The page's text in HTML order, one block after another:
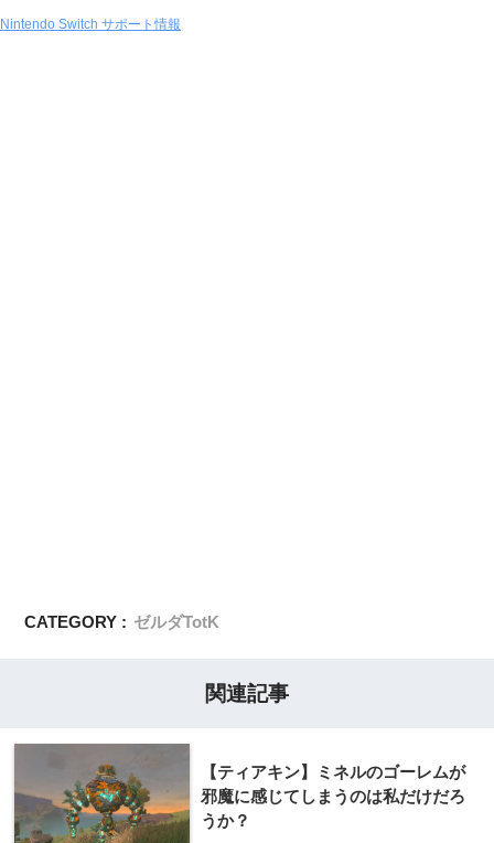
Nintendo Switch サポート情報
CATEGORY : ゼルダTotK
関連記事
【ティアキン】ミネルのゴーレムが
邪魔に感じてしまうのは私だけだろ
うか？